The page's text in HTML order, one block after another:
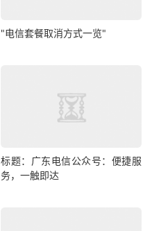
"电信套餐取消方式一览"
标题：广东电信公众号：便捷服
务，一触即达